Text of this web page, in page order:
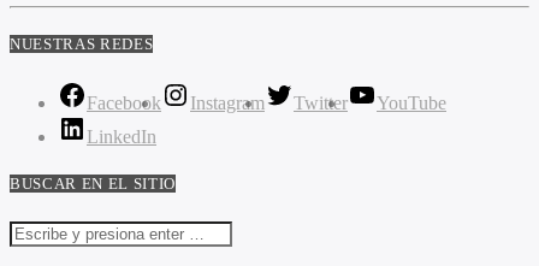
NUESTRAS REDES
Facebook Instagram Twitter
YouTube
LinkedIn
BUSCAR EN EL SITIO